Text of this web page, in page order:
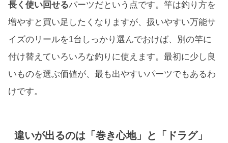
長く使い回せるパーツだという点です。竿は釣り方を
増やすと買い足したくなりますが、扱いやすい万能サ
イズのリールを1台しっかり選んでおけば、別の竿に
付け替えていろいろな釣りに使えます。最初に少し良
いものを選ぶ価値が、最も出やすいパーツでもあるわ
けです。
違いが出るのは「巻き心地」と「ドラグ」